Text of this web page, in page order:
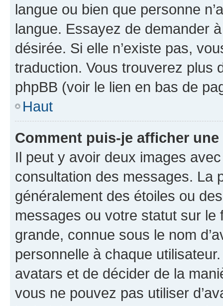
langue ou bien que personne
langue. Essayez de demander
désirée. Si elle n’existe pas,
traduction. Vous trouverez plus
phpBB (voir le lien en bas de
Haut
Comment puis-je afficher
Il peut y avoir deux images
consultation des messages. La
généralement des étoiles ou
messages ou votre statut sur
grande, connue sous le nom
personnelle à chaque utilisateur.
avatars et de décider de la
vous ne pouvez pas utiliser